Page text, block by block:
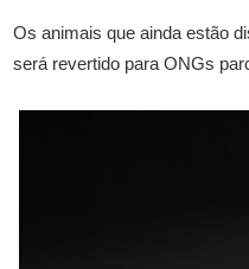
Os animais que ainda estão
será revertido para ONGs